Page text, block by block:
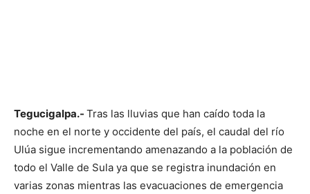
Tegucigalpa.- Tras las lluvias que han caído toda la
noche en el norte y occidente del país, el caudal del río
Ulúa sigue incrementando amenazando a la población de
todo el Valle de Sula ya que se registra inundación en
varias zonas mientras las evacuaciones de emergencia